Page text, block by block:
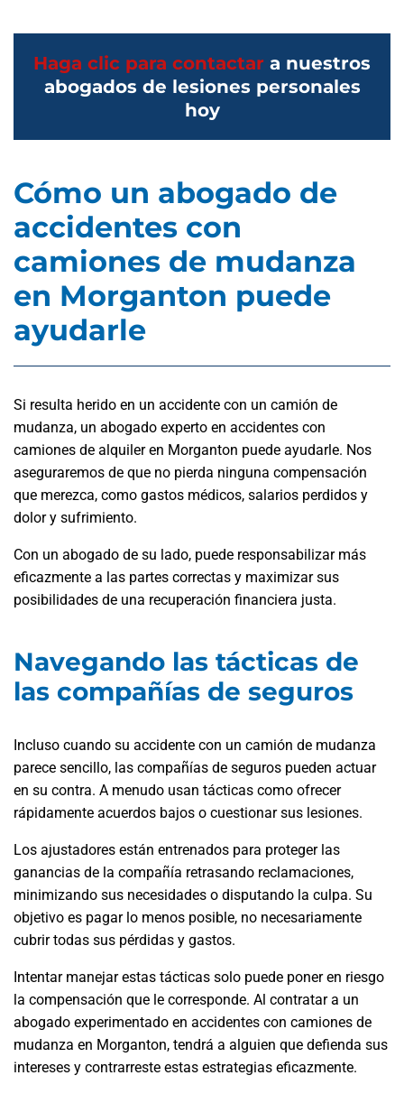
Haga clic para contactar a nuestros
abogados de lesiones personales
hoy
Cómo un abogado de
accidentes con
camiones de mudanza
en Morganton puede
ayudarle
Si resulta herido en un accidente con un camión de
mudanza, un abogado experto en accidentes con
camiones de alquiler en Morganton puede ayudarle. Nos
aseguraremos de que no pierda ninguna compensación
que merezca, como gastos médicos, salarios perdidos y
dolor y sufrimiento.
Con un abogado de su lado, puede responsabilizar más
eficazmente a las partes correctas y maximizar sus
posibilidades de una recuperación financiera justa.
Navegando las tácticas de
las compañías de seguros
Incluso cuando su accidente con un camión de mudanza
parece sencillo, las compañías de seguros pueden actuar
en su contra. A menudo usan tácticas como ofrecer
rápidamente acuerdos bajos o cuestionar sus lesiones.
Los ajustadores están entrenados para proteger las
ganancias de la compañía retrasando reclamaciones,
minimizando sus necesidades o disputando la culpa. Su
objetivo es pagar lo menos posible, no necesariamente
cubrir todas sus pérdidas y gastos.
Intentar manejar estas tácticas solo puede poner en riesgo
la compensación que le corresponde. Al contratar a un
abogado experimentado en accidentes con camiones de
mudanza en Morganton, tendrá a alguien que defienda sus
intereses y contrarreste estas estrategias eficazmente.